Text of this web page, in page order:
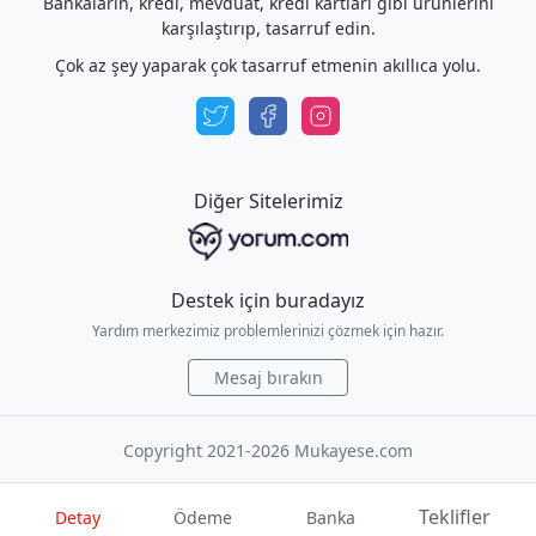
Detay Ödeme Banka Teklifler
karşılaştırıp, tasarruf edin.
Çok az şey yaparak çok tasarruf etmenin akıllıca yolu.
Diğer Sitelerimiz
Destek için buradayız
Yardım merkezimiz problemlerinizi çözmek için hazır.
Mesaj bırakın
Copyright 2021-2026 Mukayese.com